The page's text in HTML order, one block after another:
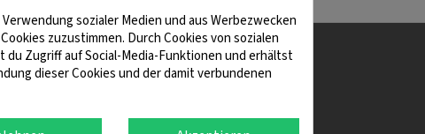
Bedingungen und Konditionen
sozialer Medien und aus Werbezwecken
zuzustimmen. Durch Cookies von sozialen
Zugriff auf Social-Media-Funktionen und erhältst
dieser Cookies und der damit verbundenen